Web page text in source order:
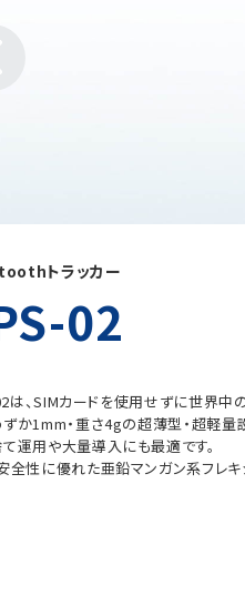
トラッカー
02
は、SIMカードを使用せずに世界中
か1mm・重さ4gの超薄型・超軽
運用や大量導入にも最適です。
全性に優れた亜鉛マンガン系フレ